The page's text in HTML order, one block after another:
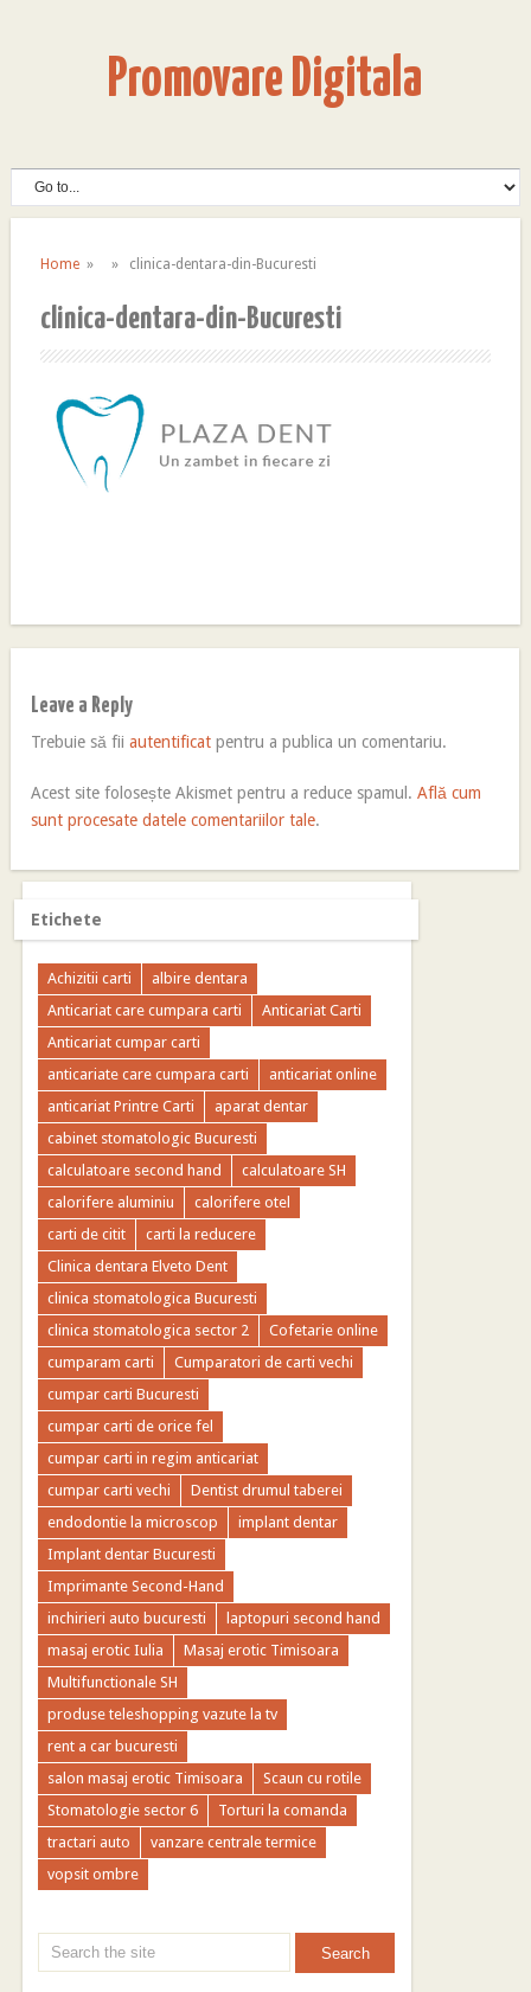
Promovare Digitala
Home» » clinica-dentara-din-Bucuresti
clinica-dentara-din-Bucuresti
Leave a Reply
Trebuie să fiiautentificat pentru a publica un comentariu.
Acest site folosește Akismet pentru a reduce spamul.Află cum
sunt procesate datele comentariilor tale.
Etichete
Achizitii carti
albire dentara
Anticariat care cumpara carti
Anticariat Carti
Anticariat cumpar carti
anticariate care cumpara carti
anticariat online
anticariat Printre Carti
aparat dentar
cabinet stomatologic Bucuresti
calculatoare second hand
calculatoare SH
calorifere aluminiu
calorifere otel
carti de citit
carti la reducere
Clinica dentara Elveto Dent
clinica stomatologica Bucuresti
clinica stomatologica sector 2
Cofetarie online
cumparam carti
Cumparatori de carti vechi
cumpar carti Bucuresti
cumpar carti de orice fel
cumpar carti in regim anticariat
cumpar carti vechi
Dentist drumul taberei
endodontie la microscop
implant dentar
Implant dentar Bucuresti
Imprimante Second-Hand
inchirieri auto bucuresti
laptopuri second hand
masaj erotic Iulia
Masaj erotic Timisoara
Multifunctionale SH
produse teleshopping vazute la tv
rent a car bucuresti
salon masaj erotic Timisoara
Scaun cu rotile
Stomatologie sector 6
Torturi la comanda
tractari auto
vanzare centrale termice
vopsit ombre